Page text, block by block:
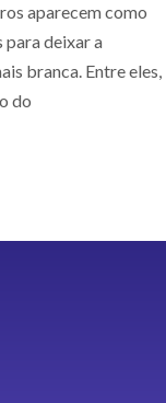
aparecem como
para deixar a
branca. Entre eles,
do